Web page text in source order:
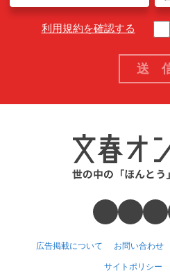
利用規約を確認する
広告掲載について お問い合わせ
サイトポリシー